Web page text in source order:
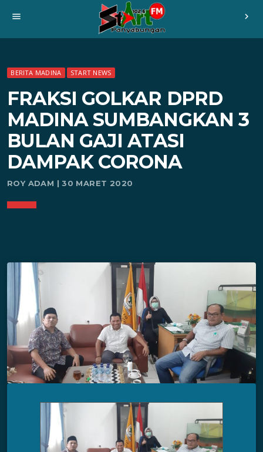
menu chevron_right
BERITA MADINA START NEWS
FRAKSI GOLKAR DPRD
MADINA SUMBANGKAN 3
BULAN GAJI ATASI
DAMPAK CORONA
ROY ADAM | 30 MARET 2020